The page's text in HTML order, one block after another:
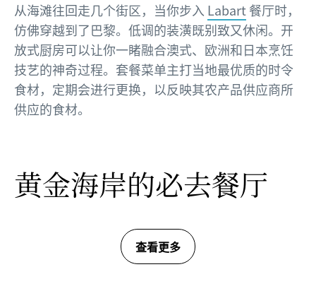
从海滩往回走几个街区，当你步入 Labart餐厅时，
仿佛穿越到了巴黎。低调的装潢既别致又休闲。开
放式厨房可以让你一睹融合澳式、欧洲和日本烹饪
技艺的神奇过程。套餐菜单主打当地最优质的时令
食材，定期会进行更换，以反映其农产品供应商所
供应的食材。
黄金海岸的必去餐厅
查看更多